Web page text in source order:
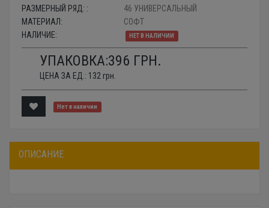
РАЗМЕРНЫЙ РЯД: :
46 УНИВЕРСАЛЬНЫЙ
МАТЕРИАЛ:
СОФТ
НАЛИЧИЕ:
НЕТ В НАЛИЧИИ
УПАКОВКА:396 ГРН.
ЦЕНА ЗА ЕД.: 132 грн.
Нет в наличии
ОПИСАНИЕ